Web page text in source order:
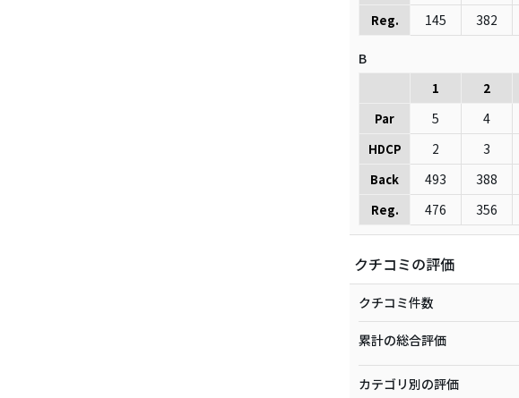
Reg. 145 382
B
1
2
Par 5 4
HDCP 2 3
Back 493 388
Reg. 476 356
クチコミの評価
クチコミ件数
累計の総合評価
カテゴリ別の評価